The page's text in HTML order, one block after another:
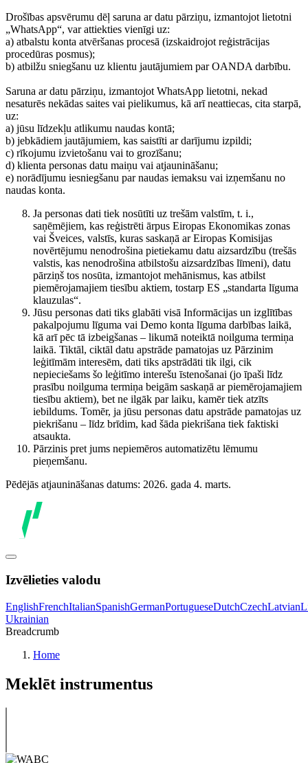
Drošības apsvērumu dēļ saruna ar datu pārziņu, izmantojot lietotni
„WhatsApp“, var attiekties vienīgi uz:
a) atbalstu konta atvēršanas procesā (izskaidrojot reģistrācijas
procedūras posmus);
b) atbilžu sniegšanu uz klientu jautājumiem par OANDA darbību.
Saruna ar datu pārziņu, izmantojot WhatsApp lietotni, nekad
nesaturēs nekādas saites vai pielikumus, kā arī neattiecas, cita starpā,
uz:
a) jūsu līdzekļu atlikumu naudas kontā;
b) jebkādiem jautājumiem, kas saistīti ar darījumu izpildi;
c) rīkojumu izvietošanu vai to grozīšanu;
d) klienta personas datu maiņu vai atjaunināšanu;
e) norādījumu iesniegšanu par naudas iemaksu vai izņemšanu no
naudas konta.
Ja personas dati tiek nosūtīti uz trešām valstīm, t. i.,
saņēmējiem, kas reģistrēti ārpus Eiropas Ekonomikas zonas
vai Šveices, valstīs, kuras saskaņā ar Eiropas Komisijas
novērtējumu nenodrošina pietiekamu datu aizsardzību (trešās
valstis, kas nenodrošina atbilstošu aizsardzības līmeni), datu
pārziņš tos nosūta, izmantojot mehānismus, kas atbilst
piemērojamajiem tiesību aktiem, tostarp ES „standarta līguma
klauzulas“.
Jūsu personas dati tiks glabāti visā Informācijas un izglītības
pakalpojumu līguma vai Demo konta līguma darbības laikā,
kā arī pēc tā izbeigšanas – likumā noteiktā noilguma termiņa
laikā. Tiktāl, ciktāl datu apstrāde pamatojas uz Pārzinim
leģitīmām interesēm, dati tiks apstrādāti tik ilgi, cik
nepieciešams šo leģitīmo interešu īstenošanai (jo īpaši līdz
prasību noilguma termiņa beigām saskaņā ar piemērojamajiem
tiesību aktiem), bet ne ilgāk par laiku, kamēr tiek atzīts
iebildums. Tomēr, ja jūsu personas datu apstrāde pamatojas uz
piekrišanu – līdz brīdim, kad šāda piekrišana tiek faktiski
atsaukta.
Pārzinis pret jums nepiemēros automatizētu lēmumu
pieņemšanu.
Pēdējās atjaunināšanas datums: 2026. gada 4. marts.
Izvēlieties valodu
EnglishFrenchItalianSpanishGermanPortugueseDutchCzechLatvian
Ukrainian
Breadcrumb
Home
Meklēt instrumentus